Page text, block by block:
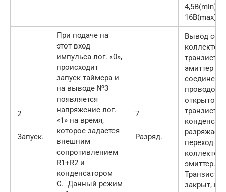
4,5B(min)
16B(max).
2
Запуск.
При подаче на
этот вход
импульса лог. «0»,
происходит
запуск таймера и
на выводе №3
появляется
напряжение лог.
«1» на время,
которое задается
внешним
сопротивлением
R1+R2 и
конденсатором
С. Данный режим
7
Разряд.
Вывод
эмиттер
соединен
открытом
переход
коллектор-
эмиттер.
Транзистор
закрыт,